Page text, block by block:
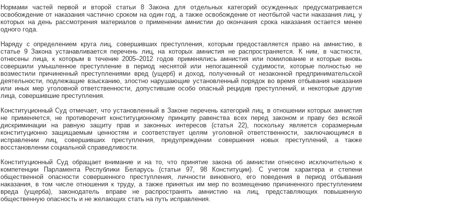
Нормами частей первой и второй статьи 8 Закона для отдельных категорий осужденных предусматривается
освобождение от наказания частично сроком на один год, а также освобождение от неотбытой части наказания лиц, у
которых на день рассмотрения материалов о применении амнистии до окончания срока наказания остается менее
одного года.
Наряду с определением круга лиц, совершивших преступления, которым предоставляется право на амнистию, в
статье 9 Закона устанавливается перечень лиц, на которых амнистия не распространяется. К ним, в частности,
отнесены лица, к которым в течение 2005–2012 годов применялись амнистия или помилование и которые вновь
совершили умышленное преступление в период неснятой или непогашенной судимости, которые полностью не
возместили причиненный преступлениями вред (ущерб) и доход, полученный от незаконной предпринимательской
деятельности, подлежащие взысканию, злостно нарушающие установленный порядок во время отбывания наказания
или иных мер уголовной ответственности, допустившие особо опасный рецидив преступлений, и некоторые другие
лица, совершившие преступления.
Конституционный Суд отмечает, что установленный в Законе перечень категорий лиц, в отношении которых амнистия
не применяется, не противоречит конституционному принципу равенства всех перед законом и праву без всякой
дискриминации на равную защиту прав и законных интересов (статья 22), поскольку является соразмерным
конституционно защищаемым ценностям и соответствует целям уголовной ответственности, заключающимся в
исправлении лиц, совершивших преступления, предупреждении совершения новых преступлений, а также
восстановлении социальной справедливости.
Конституционный Суд обращает внимание и на то, что принятие закона об амнистии отнесено исключительно к
компетенции Парламента Республики Беларусь (статьи 97, 98 Конституции). С учетом характера и степени
общественной опасности совершенного преступления, личности виновного, его поведения в период отбывания
наказания, в том числе отношения к труду, а также принятых им мер по возмещению причиненного преступлением
вреда (ущерба), законодатель вправе не распространять амнистию на лиц, представляющих повышенную
общественную опасность и не желающих стать на путь исправления.